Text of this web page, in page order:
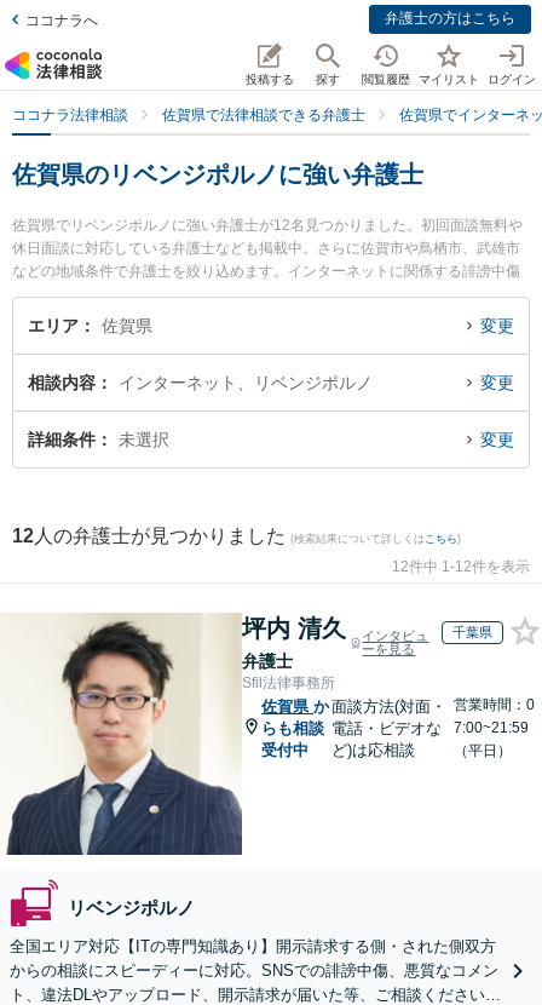
ココナラへ 弁護士の方はこちら
投稿する 探す 閲覧履歴 マイリスト ログイン
ココナラ法律相談 佐賀県で法律相談できる弁護士 佐賀県でインターネ
佐賀県のリベンジポルノに強い弁護士
佐賀県でリベンジポルノに強い弁護士が12名見つかりました。初回面談無料や
休日面談に対応している弁護士なども掲載中。さらに佐賀市や鳥栖市、武雄市
などの地域条件で弁護士を絞り込めます。インターネットに関係する誹謗中傷
や名誉毀損、個人特定等の細かな分野での絞り込み検索もでき便利です。特に
弁護士法人ITS法律事務所 鳥栖事務所の松田 直弁護士やありあけ法律事務所の
富永 洋一弁護士、小畑法律事務所の野口 大弁護士のプロフィール情報や弁護士
ジポルノのトラブルを今すぐに弁護士に相談したい』『リベンジポルノのトラ
ブル解決の実績豊富な近くの弁護士を検索したい』『初回相談無料でリベンジ
ポルノを法律相談できる佐賀県内の弁護士に相談予約したい』などでお困りの
エリア 佐賀県 変更
相談内容 インターネット、リベンジポルノ 変更
詳細条件 未選択 変更
12 人の弁護士が見つかりました (検索結果について詳しくは こちら)
12件中 1-12件を表示
坪内 清久
弁護士
インタビュ
ーを見る
千葉県
Sfil法律事務所
佐賀県 か
らも相談
受付中
面談方法(対面・
電話・ビデオな
ど)は応相談
営業時間：0
7:00~21:59
（平日）
リベンジポルノ
全国エリア対応【ITの専門知識あり】開示請求する側・された側双方
からの相談にスピーディーに対応。SNSでの誹謗中傷、悪質なコメン
ト、違法DLやアップロード、開示請求が届いた等、ご相談ください